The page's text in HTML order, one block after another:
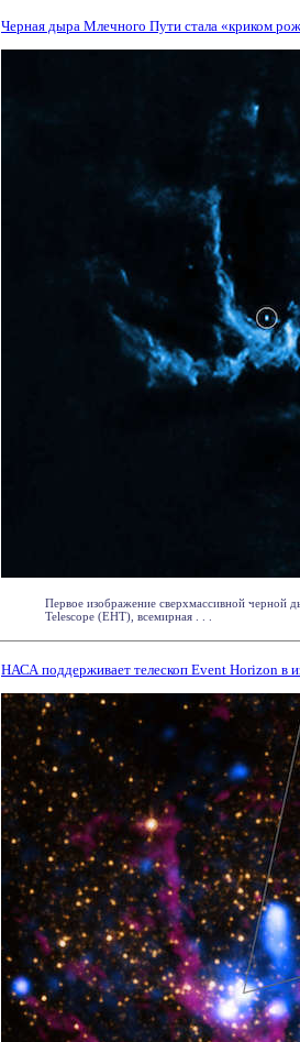
Черная дыра Млечного Пути стала «криком
Первое изображение сверхмассивной черной
Telescope (EHT), всемирная . . .
НАСА поддерживает телескоп Event Horizon в